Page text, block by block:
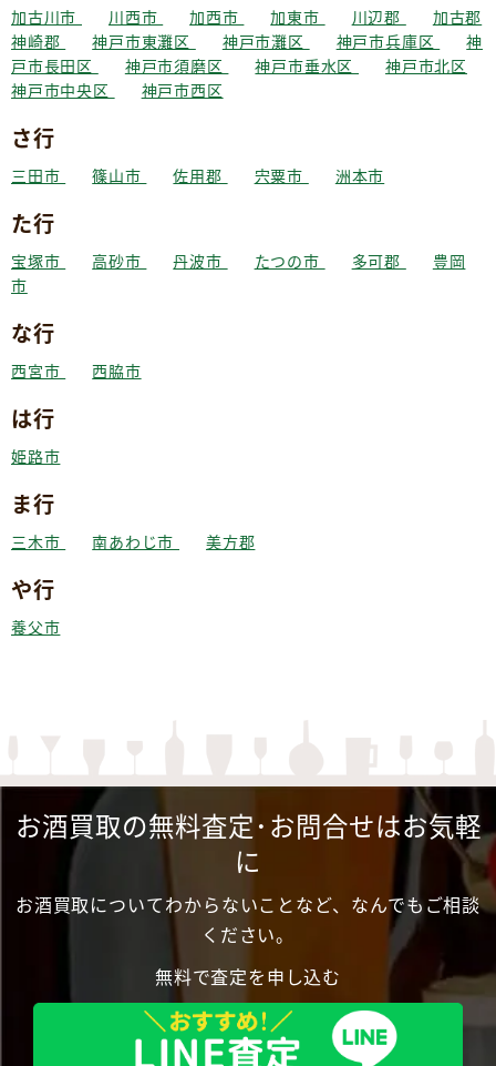
加古川市 川西市 加西市 加東市 川辺郡
加古郡
神崎郡
神戸市東灘区 神戸市灘区 神戸市兵庫区
神
戸市長田区
神戸市須磨区 神戸市垂水区
神戸市北区
神戸市中央区
神戸市西区
さ行
三田市 篠山市 佐用郡 宍粟市 洲本市
た行
宝塚市 高砂市 丹波市 たつの市 多可郡
豊岡
市
な行
西宮市 西脇市
は行
姫路市
ま行
三木市 南あわじ市 美方郡
や行
養父市
お酒買取の無料査定･お問合せはお気軽
に
お酒買取についてわからないことなど、なんでもご相談
ください。
無料で査定を申し込む